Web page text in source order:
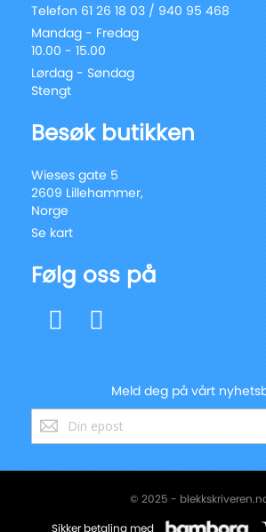
Telefon 61 26 18 03 / 940 95 468
Mandag - Fredag
10.00 - 15.00
Lørdag - Søndag
Stengt
Besøk butikken
Wieses gate 5
2609 Lillehammer,
Norge
Se kart
Følg oss på
Meld deg på vårt
Registrer
deg
vårt
© 2025 -
Sikker betaling med